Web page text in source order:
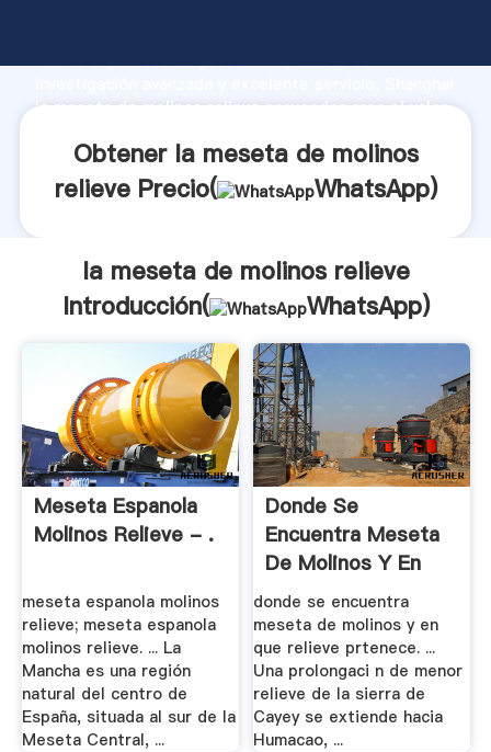
fuerte capacidad de producción, fuerza de
la meseta de molinos relieve proveedor crea el valor
Obtener la meseta de molinos
relieve Precio(
WhatsApp)
la meseta de molinos relieve
Introducción(
WhatsApp)
Meseta Espanola
Molinos Relieve - .
meseta espanola molinos
relieve; meseta espanola
molinos relieve. ... La
Mancha es una región
natural del centro de
España, situada al sur de la
Meseta Central, ...
Donde Se
Encuentra Meseta
De Molinos Y En
Que .
donde se encuentra
meseta de molinos y en
que relieve prtenece. ...
Una prolongaci n de menor
relieve de la sierra de
Cayey se extiende hacia
Humacao, ...